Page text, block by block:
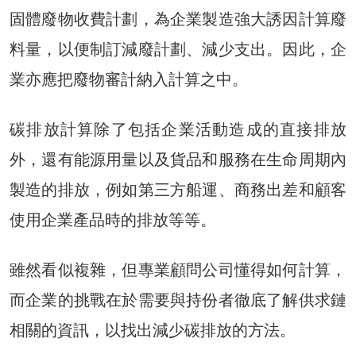
固體廢物收費計劃，為企業製造強大誘因計算廢
料量，以便制訂減廢計劃、減少支出。因此，企
業亦應把廢物審計納入計算之中。
碳排放計算除了包括企業活動造成的直接排放
外，還有能源用量以及貨品和服務在生命周期內
製造的排放，例如第三方船運、商務出差和顧客
使用企業產品時的排放等等。
雖然看似複雜，但專業顧問公司懂得如何計算，
而企業的挑戰在於需要與持份者徹底了解供求鏈
相關的資訊，以找出減少碳排放的方法。